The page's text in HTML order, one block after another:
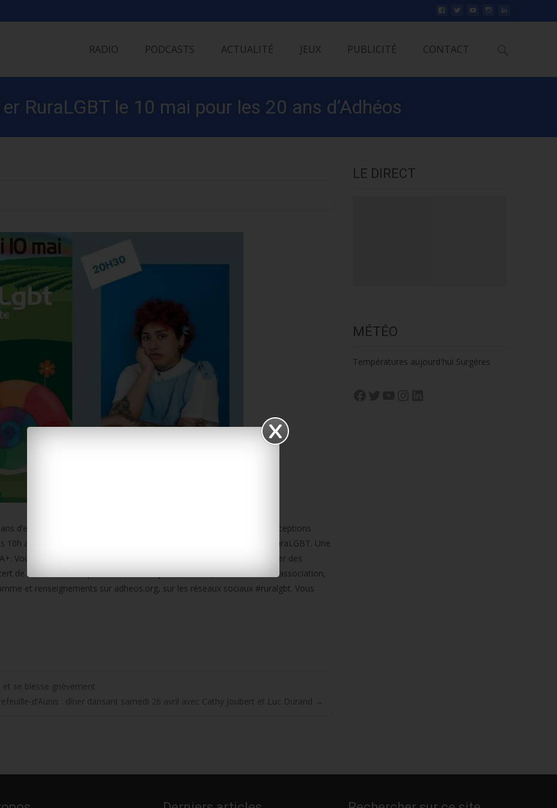
RADIO PODCASTS ACTUALITÉ JEUX PUBLICITÉ CONTACT
RuraLGBT le 10 mai pour les 20 ans d’Adhéos
d’existence avec de nombreux évènements (Concert, spectacles, réceptions
au Tiers lieu « A la Motte » à Saint-Saturnin-du-Bois, le premier RuraLGBT. Une
Vous pourrez participer aux ateliers créatifs, aux conférences, acheter des
de C!el à 20h30. Exposants, commerçants, artistes, membres d’une association,
et renseignements sur adheos.org, sur les réseaux sociaux #ruralgbt. Vous
et se blesse grièvement
d’Aunis : dîner dansant samedi 26 avril avec Cathy Joubert et Luc Durand →
LE DIRECT
MÉTÉO
Températures aujourd'hui Surgères